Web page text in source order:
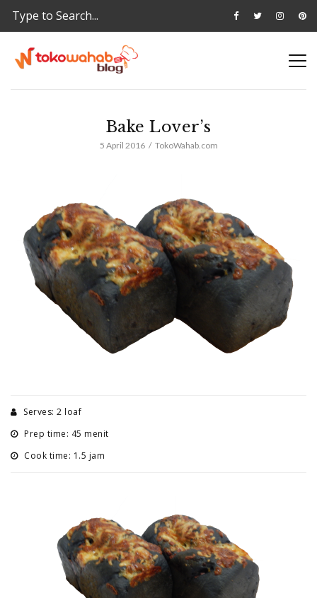
Bake Lover’s
5 April 2016 TokoWahab.com
Serves: 2 loaf
Prep time: 45 menit
Cook time: 1.5 jam